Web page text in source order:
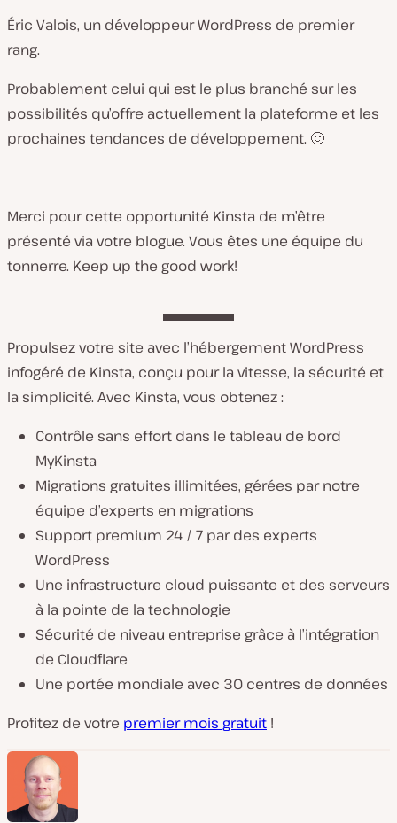
Éric Valois, un développeur WordPress de premier
rang.
Probablement celui qui est le plus branché sur les
possibilités qu’offre actuellement la plateforme et les
prochaines tendances de développement. 🙂
Merci pour cette opportunité Kinsta de m’être
présenté via votre blogue. Vous êtes une équipe du
tonnerre. Keep up the good work!
Propulsez votre site avec l’hébergement WordPress
infogéré de Kinsta, conçu pour la vitesse, la sécurité et
la simplicité. Avec Kinsta, vous obtenez :
Contrôle sans effort dans le tableau de bord
MyKinsta
Migrations gratuites illimitées, gérées par notre
équipe d’experts en migrations
Support premium 24 / 7 par des experts
WordPress
Une infrastructure cloud puissante et des serveurs
à la pointe de la technologie
Sécurité de niveau entreprise grâce à l’intégration
de Cloudflare
Une portée mondiale avec 30 centres de données
Profitez de votre premier mois gratuit !